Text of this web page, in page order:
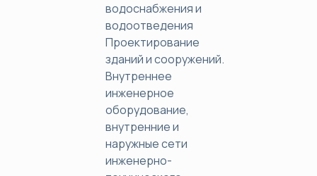
водоснабжения и
водоотведения
Проектирование
зданий и сооружений.
Внутреннее
инженерное
оборудование,
внутренние и
наружные сети
инженерно-